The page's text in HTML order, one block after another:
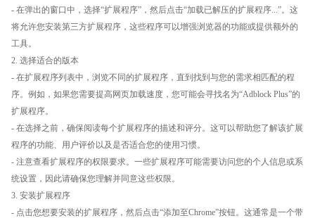
- 在弹出的窗口中，选择“扩展程序”，然后点击“加载已解压的扩展程序...”。这
将允许您安装第三方扩展程序，这些程序可以增强浏览器的功能或提供额外的
工具。
2. 选择适合的版本
- 在扩展程序列表中，浏览不同的扩展程序，直到找到与您的需求相匹配的程
序。例如，如果您需要提高网页加载速度，您可能会寻找名为“Adblock Plus”的
扩展程序。
- 在选择之前，确保阅读每个扩展程序的描述和评分。这可以帮助您了解该扩展
程序的功能、用户评价以及是否适合您的使用习惯。
- 注意查看扩展程序的权限要求。一些扩展程序可能需要访问您的个人信息或系
统设置，因此请确保您理解并同意这些权限。
3. 安装扩展程序
- 点击您想要安装的扩展程序，然后点击“添加至Chrome”按钮。这通常是一个带